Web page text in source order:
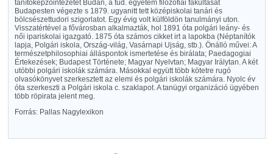
tanítóképzőintézetet Budán, a tud. egyetem filozofiai fakultását
Budapesten végezte s 1879. ugyanitt tett középiskolai tanári és
bölcsészettudori szigorlatot. Egy évig volt külföldön tanulmányi uton.
Visszatértével a fővárosban alkalmazták, hol 1891 óta polgári leány- és
női ipariskolai igazgató. 1875 óta számos cikket irt a lapokba (Néptanítók
lapja, Polgári iskola, Ország-világ, Vasárnapi Ujság, stb.). Önálló művei: A
természetphilosophiai álláspontok ismertetése és birálata; Paedagogiai
Értekezések; Budapest Története; Magyar Nyelvtan; Magyar Irálytan. A két
utóbbi polgári iskolák számára. Másokkal együtt több kötetre rugó
olvasókönyvet szerkesztett az elemi és polgári iskolák számára. Nyolc év
óta szerkeszti a Polgári iskola c. szaklapot. A tanügyi organizáció ügyében
több röpirata jelent meg.
Forrás: Pallas Nagylexikon